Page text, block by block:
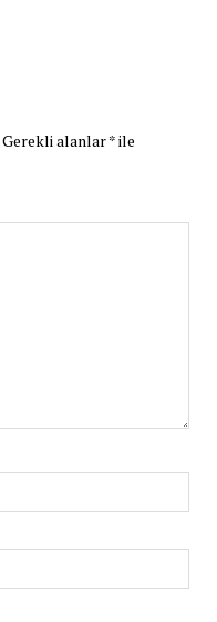
Gerekli alanlar*ile